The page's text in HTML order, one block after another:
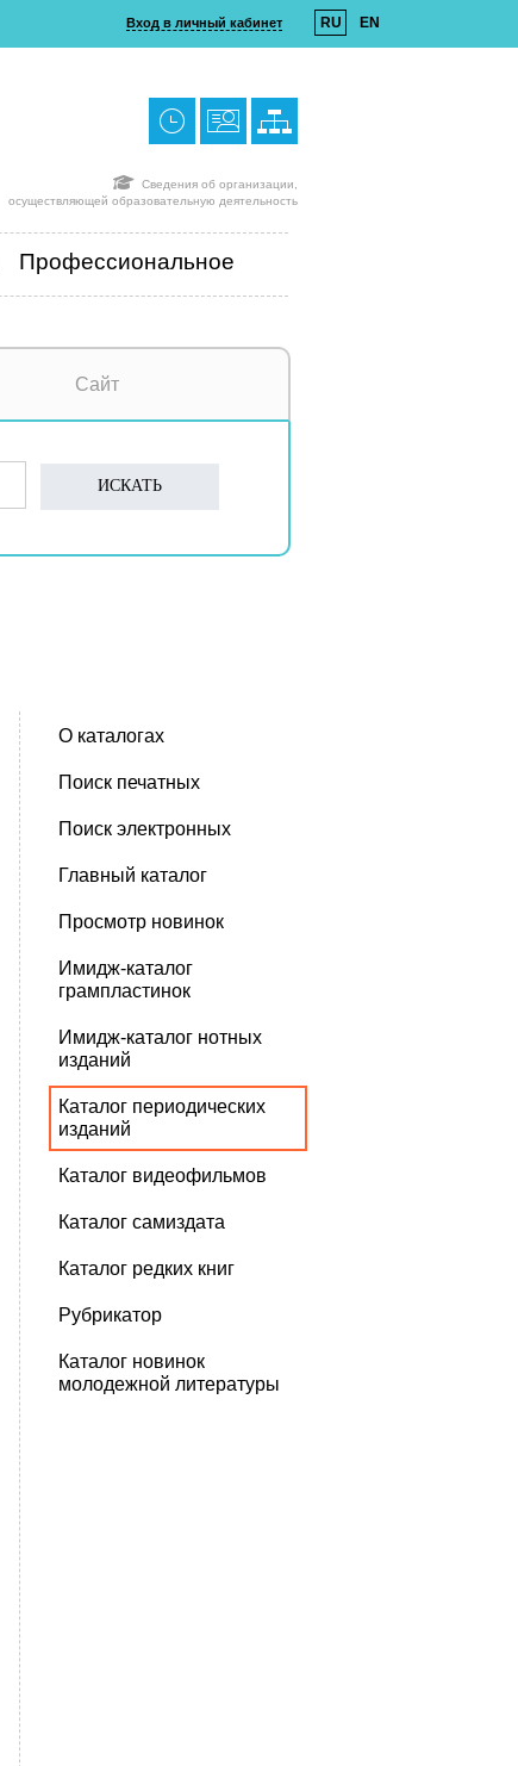
Вход в личный кабинет RU EN
Сведения об организации,
осуществляющей образовательную деятельность
Профессиональное
Сайт
О каталогах
Поиск печатных
Поиск электронных
Главный каталог
Просмотр новинок
Имидж-каталог
грампластинок
Имидж-каталог нотных
изданий
Каталог периодических
изданий
Каталог видеофильмов
Каталог самиздата
Каталог редких книг
Рубрикатор
Каталог новинок
молодежной литературы